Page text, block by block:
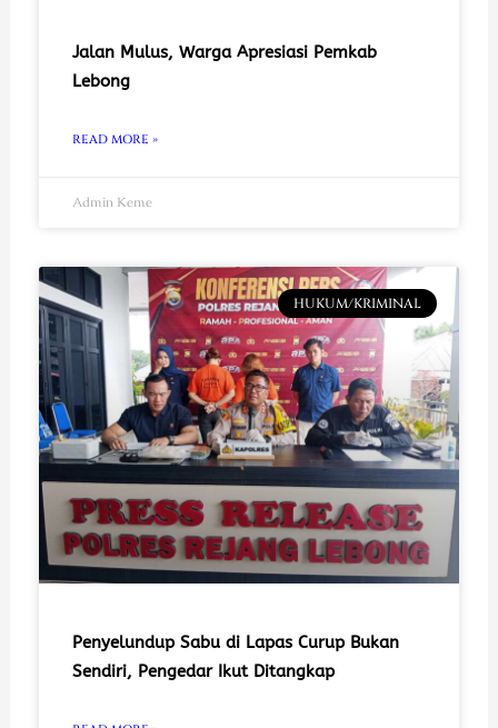
Jalan Mulus, Warga Apresiasi Pemkab
Lebong
READ MORE »
Admin Keme
HUKUM/KRIMINAL
Penyelundup Sabu di Lapas Curup Bukan
Sendiri, Pengedar Ikut Ditangkap